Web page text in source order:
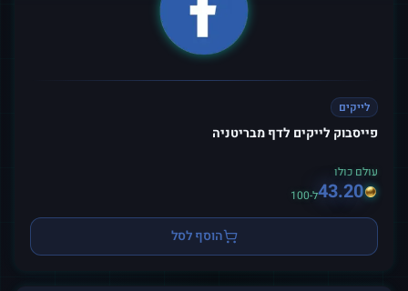
לייקים
פייסבוק לייקים לדף מבריטניה
עולם כולו
43.20ל-100
הוסף לסל